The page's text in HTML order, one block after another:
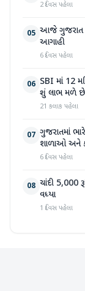
2 દિવસ પહેલા
05 આજે ગુજરાત
આગાહી
6 દિવસ પહેલા
06 SBI માં 12
શું લાભ મળે
21 કલાક પહેલા
07 ગુજરાતમાં
શાળાઓ અને
6 દિવસ પહેલા
08 ચાંદી 5,000
વધ્યા
1 દિવસ પહેલા